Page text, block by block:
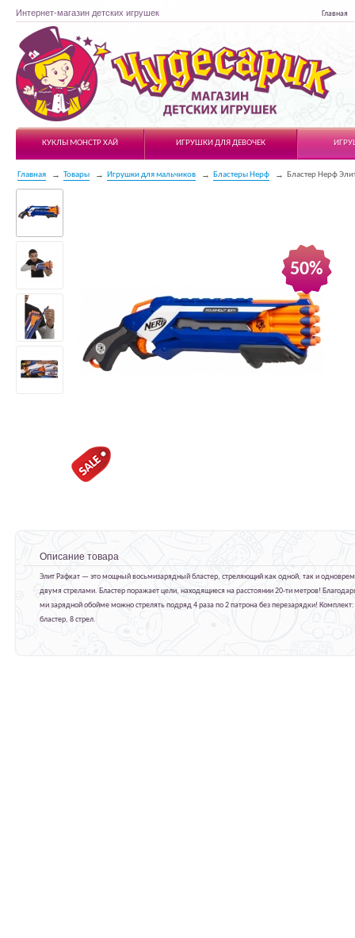
Интернет-магазин детских игрушек Главная
Чудесарик
КУКЛЫ МОНСТР ХАЙ
ИГРУШКИ ДЛЯ ДЕВОЧЕК
Главная Товары Игрушки для мальчиков Бластеры Нерф Бластер Нерф
50%
Описание товара
Элит Рафкат — это мощный восьмизарядный бластер, стреляющий как одной, так и
двумя стрелами. Бластер поражает цели, находящиеся на расстоянии 20-ти метров!
ми зарядной обойме можно стрелять подряд 4 раза по 2 патрона без перезарядки! Комплект:
бластер, 8 стрел.